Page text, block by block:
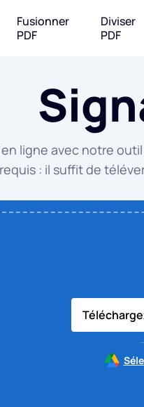
Fusionner
PDF
Diviser
PDF
PDF en WORD
PDF en EXCEL
ligne avec notre
: il suffit de